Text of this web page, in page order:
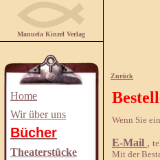
Manuela Kinzel Verlag
Home
Wir über uns
Bücher
Theaterstücke
Zurück
Wenn Sie
E-Mail ,
Mit der